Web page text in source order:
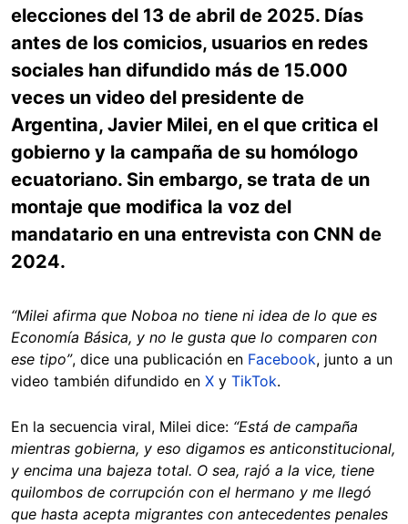
elecciones del 13 de abril de 2025. Días
antes de los comicios, usuarios en redes
sociales han difundido más de 15.000
veces un video del presidente de
Argentina, Javier Milei, en el que critica el
gobierno y la campaña de su homólogo
ecuatoriano. Sin embargo, se trata de un
montaje que modifica la voz del
mandatario en una entrevista con CNN de
2024.
“Milei afirma que Noboa no tiene ni idea de lo que es
Economía Básica, y no le gusta que lo comparen con
ese tipo”, dice una publicación en Facebook, junto a un
video también difundido en X y TikTok.
En la secuencia viral, Milei dice: “Está de campaña
mientras gobierna, y eso digamos es anticonstitucional,
y encima una bajeza total. O sea, rajó a la vice, tiene
quilombos de corrupción con el hermano y me llegó
que hasta acepta migrantes con antecedentes penales